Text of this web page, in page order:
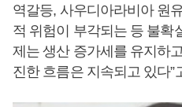
역갈등, 사우디아라비아 원
적 위험이 부각되는 등 불확
제는 생산 증가세를 유지하
진한 흐름은 지속되고 있다”